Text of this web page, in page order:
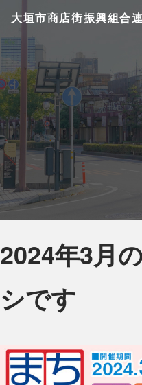
大垣市商店街振興組合
2024年3月
シです